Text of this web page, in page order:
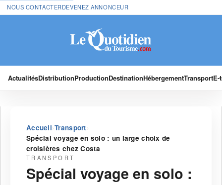
NOUS CONTACTERDEVENEZ ANNONCEUR
ActualitésDistributionProductionDestinationHébergementTransport
Accueil›Transport ›
Spécial voyage en solo : un large choix de
croisières chez Costa
TRANSPORT
Spécial voyage en solo :